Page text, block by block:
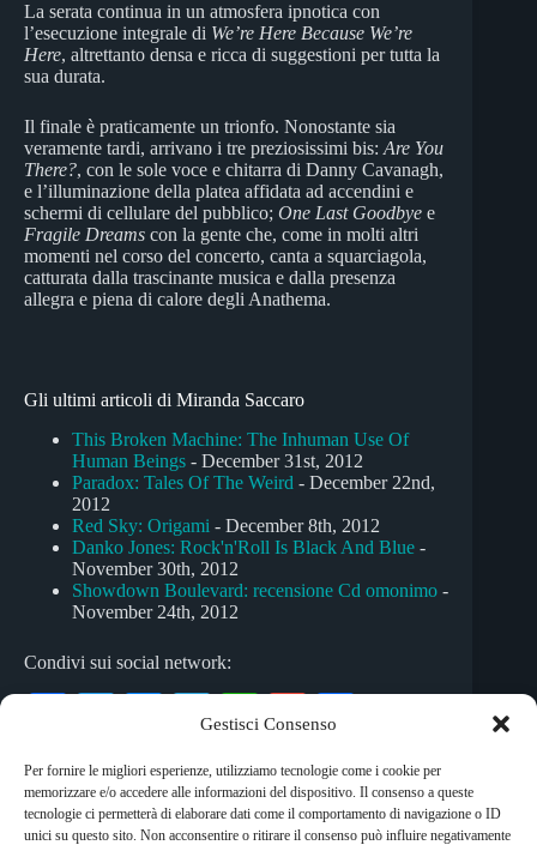
Gestisci Consenso
Per fornire le migliori esperienze, utilizziamo tecnologie come i cookie per
memorizzare e/o accedere alle informazioni del dispositivo. Il consenso a queste
tecnologie ci permetterà di elaborare dati come il comportamento di navigazione o ID
unici su questo sito. Non acconsentire o ritirare il consenso può influire negativamente
La serata continua in un atmosfera ipnotica con
l’esecuzione integrale di We’re Here Because We’re
Here, altrettanto densa e ricca di suggestioni per tutta la
sua durata.
Il finale è praticamente un trionfo. Nonostante sia
veramente tardi, arrivano i tre preziosissimi bis: Are You
There?, con le sole voce e chitarra di Danny Cavanagh,
e l’illuminazione della platea affidata ad accendini e
schermi di cellulare del pubblico; One Last Goodbye e
Fragile Dreams con la gente che, come in molti altri
momenti nel corso del concerto, canta a squarciagola,
catturata dalla trascinante musica e dalla presenza
allegra e piena di calore degli Anathema.
Gli ultimi articoli di Miranda Saccaro
This Broken Machine: The Inhuman Use Of
Human Beings - December 31st, 2012
Paradox: Tales Of The Weird - December 22nd,
2012
Red Sky: Origami - December 8th, 2012
Danko Jones: Rock'n'Roll Is Black And Blue -
November 30th, 2012
Showdown Boulevard: recensione Cd omonimo -
November 24th, 2012
Condivi sui social network:
bo
ok
tte
r
se
ng
Te
gr
a
W
ts
A
G
ail di
vi
Tag
#alternative rock #progressive